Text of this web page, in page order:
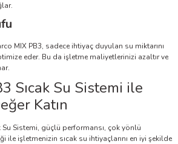
MIX PB3, sadece ihtiyaç duyulan su miktarını
eder. Bu da işletme maliyetlerinizi azaltır ve
Sıcak Su Sistemi ile
Katın
Su Sistemi, güçlü performansı, çok yönlü
ile işletmenizin sıcak su ihtiyaçlarını en iyi şekilde